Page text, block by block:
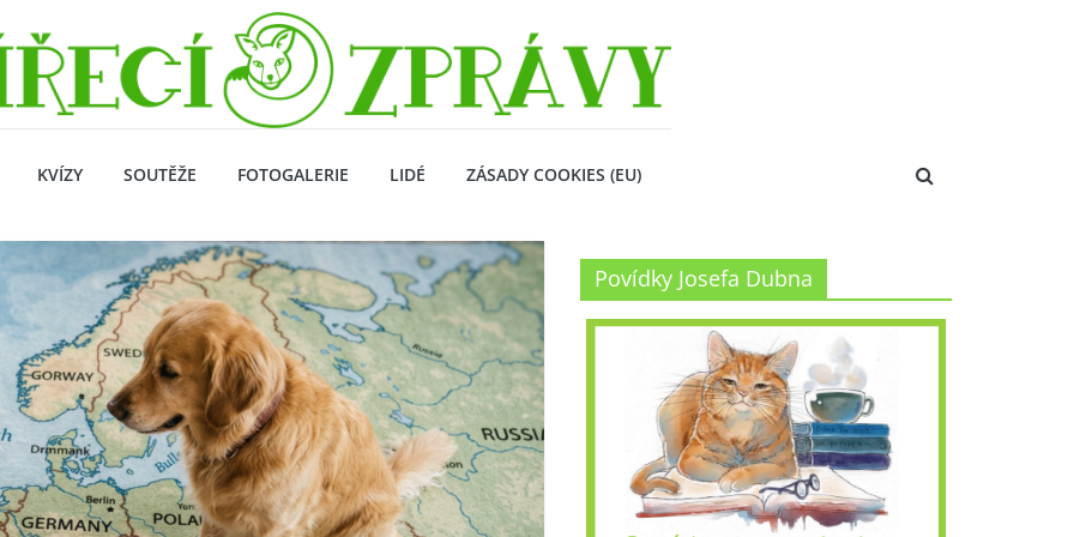
KVÍZY SOUTĚŽE FOTOGALERIE LIDÉ ZÁSADY COOKIES (EU)
Povídky Josefa Dubna